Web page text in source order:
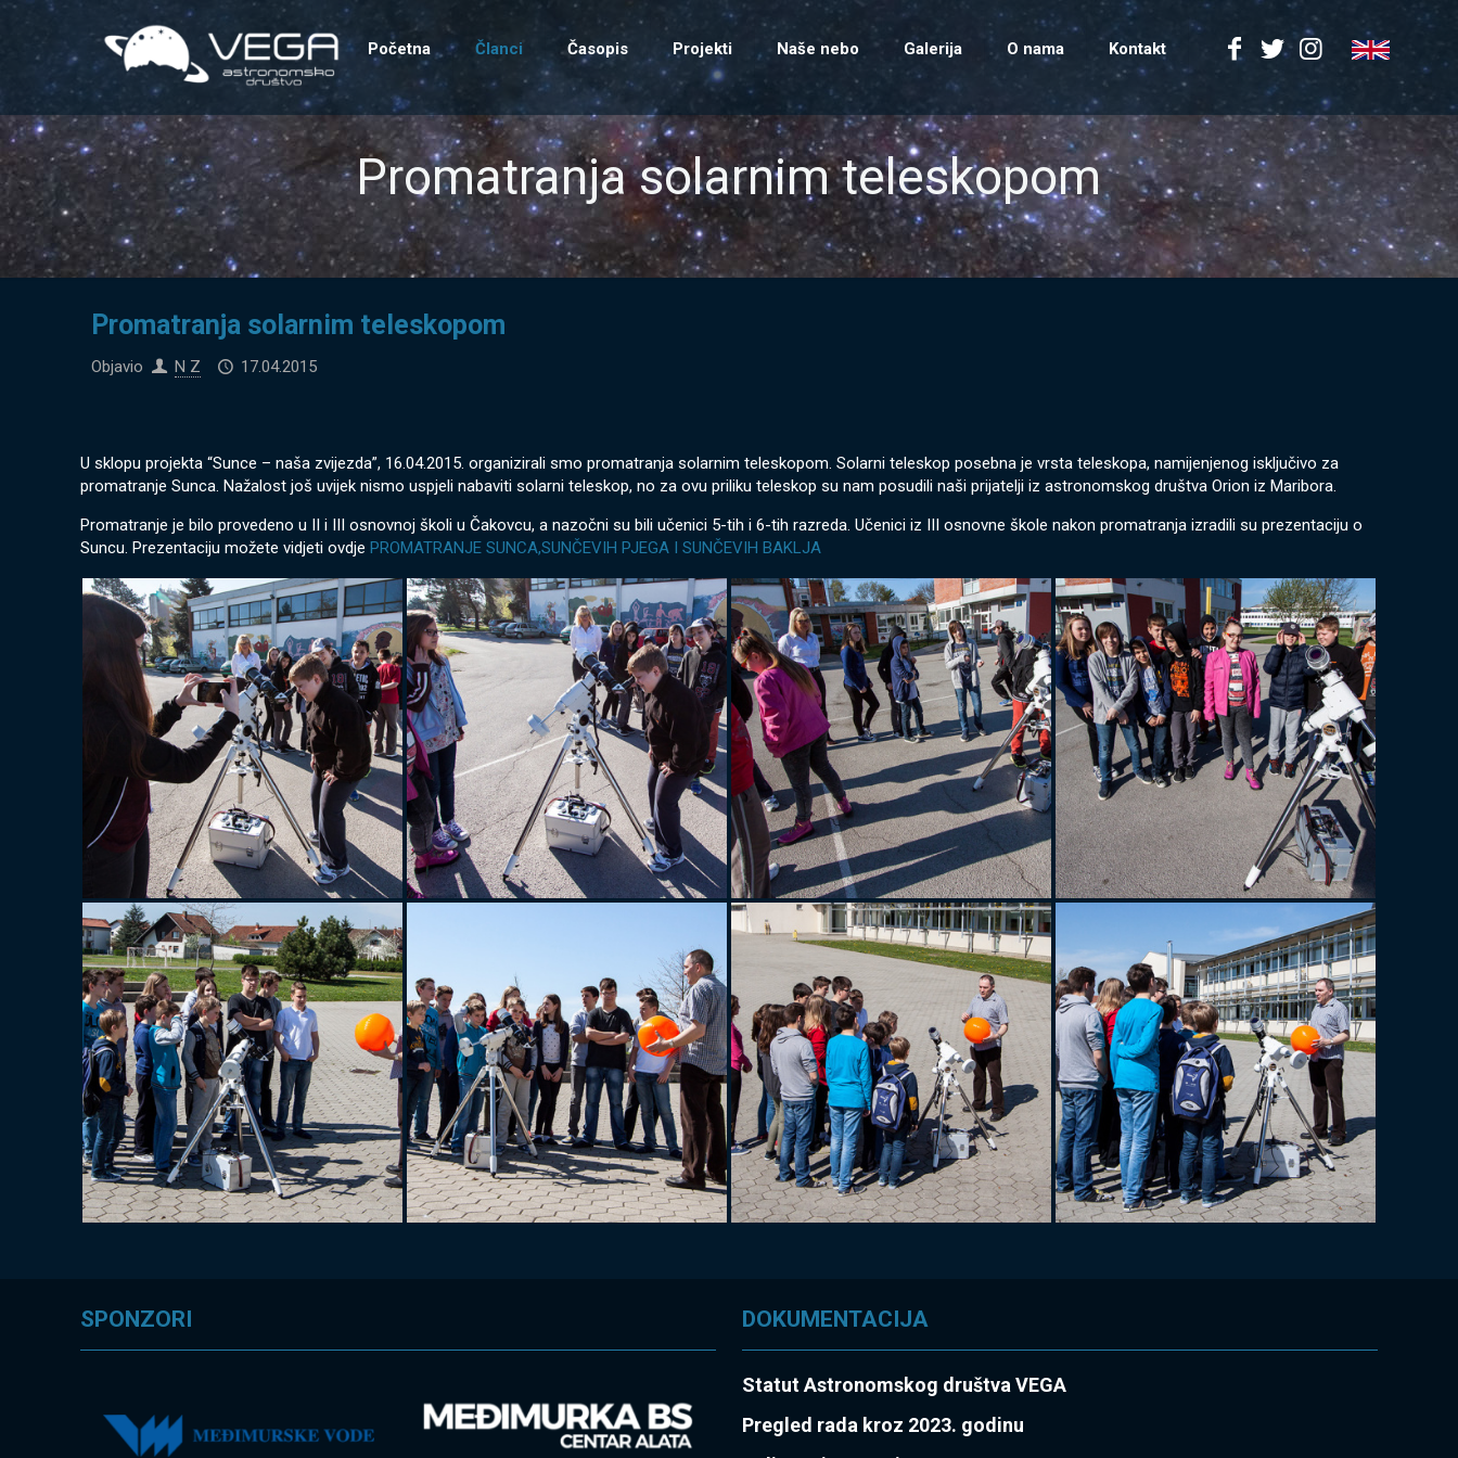
Početna Članci Časopis Projekti Naše nebo Galerija O nama Kontakt
Promatranja solarnim teleskopom
Promatranja solarnim teleskopom
Objavio N Z 17.04.2015
U sklopu projekta “Sunce – naša zvijezda”, 16.04.2015. organizirali smo promatranja solarnim teleskopom. Solarni teleskop posebna je vrsta teleskopa, namijenjenog isključivo za
promatranje Sunca. Nažalost još uvijek nismo uspjeli nabaviti solarni teleskop, no za ovu priliku teleskop su nam posudili naši prijatelji iz astronomskog društva Orion iz Maribora.
Promatranje je bilo provedeno u II i III osnovnoj školi u Čakovcu, a nazočni su bili učenici 5-tih i 6-tih razreda. Učenici iz III osnovne škole nakon promatranja izradili su prezentaciju o
Suncu. Prezentaciju možete vidjeti ovdjePROMATRANJE SUNCA,SUNČEVIH PJEGA I SUNČEVIH BAKLJA
SPONZORI DOKUMENTACIJA
Statut Astronomskog društva VEGA
Pregled rada kroz 2023. godinu